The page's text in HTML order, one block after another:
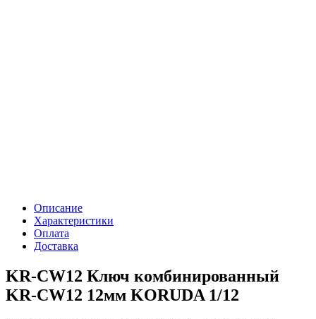
Описание
Характеристики
Оплата
Доставка
KR-CW12 Ключ комбинированный
KR-CW12 12мм KORUDA 1/12